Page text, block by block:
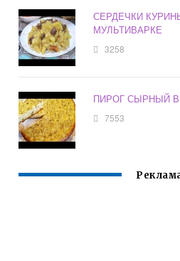
СЕРДЕЧКИ
МУЛЬТИВАРКЕ
3258
ПИРОГ СЫРНЫЙ
7553